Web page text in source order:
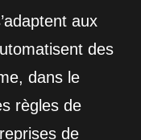
aux
des
dans le
règles de
de